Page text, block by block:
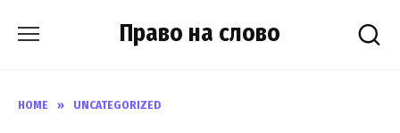
Право на слово
HOME » UNCATEGORIZED